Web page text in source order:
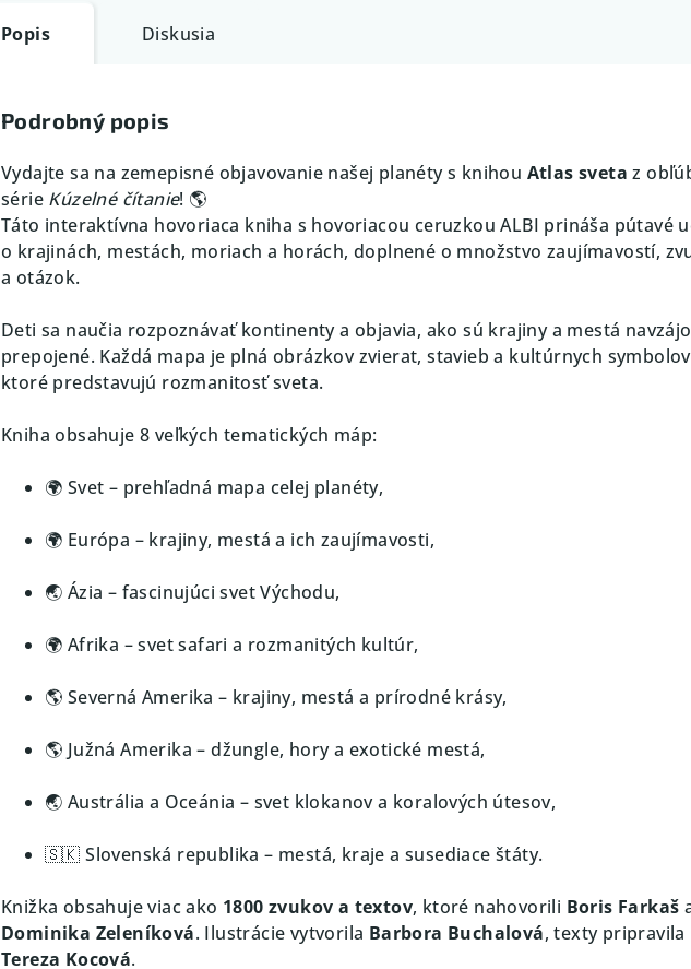
Popis Diskusia
Podrobný popis
Vydajte sa na zemepisné objavovanie našej planéty s knihou Atlas sveta z
série Kúzelné čítanie! 🌎
Táto interaktívna hovoriaca kniha s hovoriacou ceruzkou ALBI prináša pútavé
o krajinách, mestách, moriach a horách, doplnené o množstvo zaujímavostí,
a otázok.
Deti sa naučia rozpoznávať kontinenty a objavia, ako sú krajiny a mestá
prepojené. Každá mapa je plná obrázkov zvierat, stavieb a kultúrnych
ktoré predstavujú rozmanitosť sveta.
Kniha obsahuje 8 veľkých tematických máp:
🌍 Svet – prehľadná mapa celej planéty,
🌍 Európa – krajiny, mestá a ich zaujímavosti,
🌏 Ázia – fascinujúci svet Východu,
🌍 Afrika – svet safari a rozmanitých kultúr,
🌎 Severná Amerika – krajiny, mestá a prírodné krásy,
🌎 Južná Amerika – džungle, hory a exotické mestá,
🌏 Austrália a Oceánia – svet klokanov a koralových útesov,
🇸🇰 Slovenská republika – mestá, kraje a susediace štáty.
Knižka obsahuje viac ako 1800 zvukov a textov, ktoré nahovorili Boris Farkaš
Dominika Zeleníková. Ilustrácie vytvorila Barbora Buchalová, texty pripravila
Tereza Kocová.